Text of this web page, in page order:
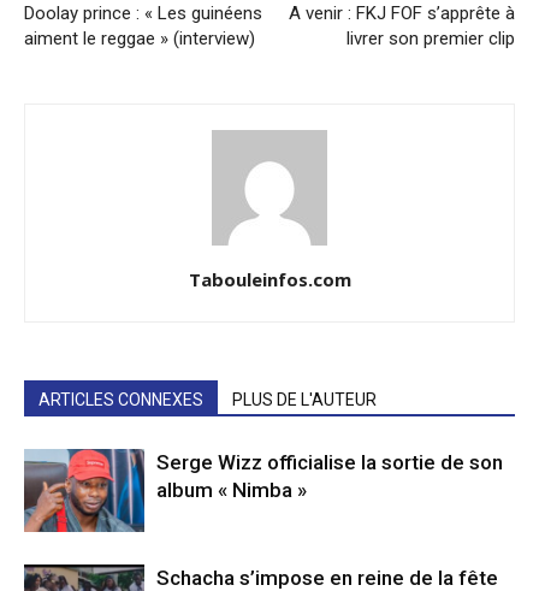
Doolay prince : « Les guinéens
aiment le reggae » (interview)
A venir : FKJ FOF s’apprête à
livrer son premier clip
Tabouleinfos.com
ARTICLES CONNEXES PLUS DE L'AUTEUR
Serge Wizz officialise la sortie de son
album « Nimba »
Schacha s’impose en reine de la fête